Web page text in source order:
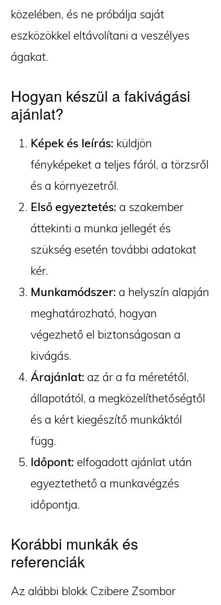
közelében, és ne próbálja saját
eszközökkel eltávolítani a veszélyes
ágakat.
Hogyan készül a fakivágási
ajánlat?
Képek és leírás: küldjön
fényképeket a teljes fáról, a törzsről
és a környezetről.
Első egyeztetés: a szakember
áttekinti a munka jellegét és
szükség esetén további adatokat
kér.
Munkamódszer: a helyszín alapján
meghatározható, hogyan
végezhető el biztonságosan a
kivágás.
Árajánlat: az ár a fa méretétől,
állapotától, a megközelíthetőségtől
és a kért kiegészítő munkáktól
függ.
Időpont: elfogadott ajánlat után
egyeztethető a munkavégzés
időpontja.
Korábbi munkák és
referenciák
Az alábbi blokk Czibere Zsombor